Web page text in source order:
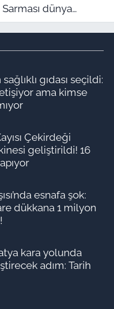
Sarması dünya
gıdası seçildi:
ama kimse
Çekirdeği
geliştirildi! 16
esnafa şok:
dükkana 1 milyon
kara yolunda
adım: Tarih